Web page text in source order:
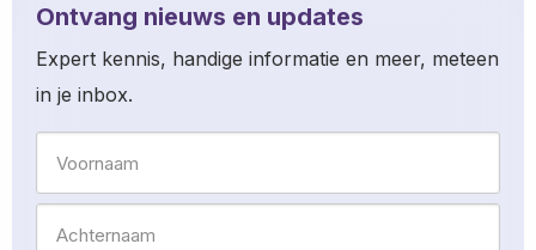
Ontvang nieuws en updates
Expert kennis, handige informatie en meer, meteen
in je inbox.